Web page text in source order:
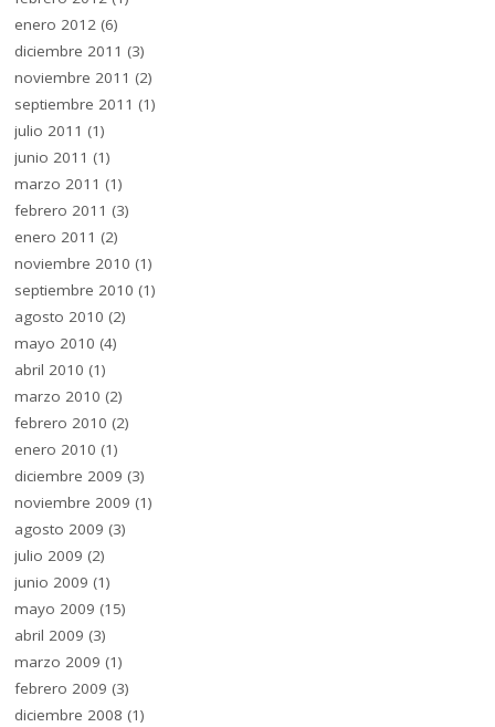
enero 2012 (6)
diciembre 2011 (3)
noviembre 2011 (2)
septiembre 2011 (1)
julio 2011 (1)
junio 2011 (1)
marzo 2011 (1)
febrero 2011 (3)
enero 2011 (2)
noviembre 2010 (1)
septiembre 2010 (1)
agosto 2010 (2)
mayo 2010 (4)
abril 2010 (1)
marzo 2010 (2)
febrero 2010 (2)
enero 2010 (1)
diciembre 2009 (3)
noviembre 2009 (1)
agosto 2009 (3)
julio 2009 (2)
junio 2009 (1)
mayo 2009 (15)
abril 2009 (3)
marzo 2009 (1)
febrero 2009 (3)
diciembre 2008 (1)